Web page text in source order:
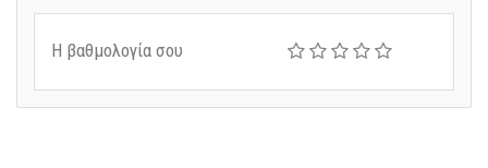
Η βαθμολογία σου